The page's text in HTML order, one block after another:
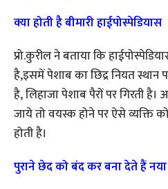
क्या होती है बीमारी हाईपोस्पेडियास
प्रो.कुरील ने बताया कि
है,इसमें पेशाब का छिद्र नियत स्थान
है, लिहाजा पेशाब पैरों पर गिरती
जाये तो वयस्क होने पर ऐसे व्यक्ति
होती है।
पुराने छेद को बंद कर बना देते हैं